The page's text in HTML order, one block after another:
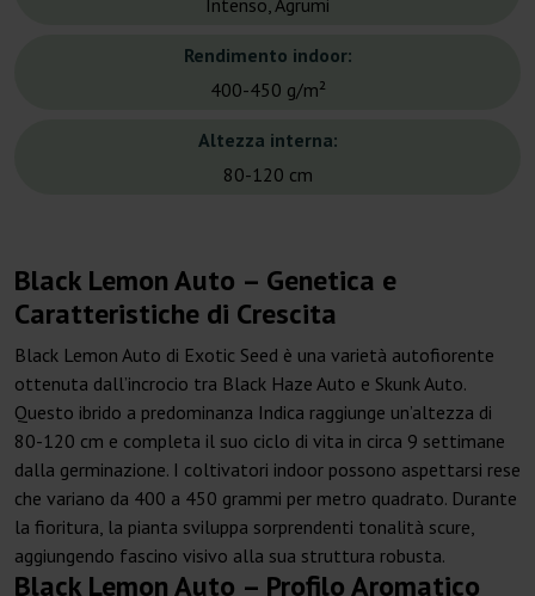
Intenso, Agrumi
Rendimento indoor:
400-450 g/m²
Altezza interna:
80-120 cm
Black Lemon Auto – Genetica e
Caratteristiche di Crescita
Black Lemon Auto di Exotic Seed è una varietà autofiorente
ottenuta dall’incrocio tra Black Haze Auto e Skunk Auto.
Questo ibrido a predominanza Indica raggiunge un’altezza di
80-120 cm e completa il suo ciclo di vita in circa 9 settimane
dalla germinazione. I coltivatori indoor possono aspettarsi rese
che variano da 400 a 450 grammi per metro quadrato. Durante
la fioritura, la pianta sviluppa sorprendenti tonalità scure,
aggiungendo fascino visivo alla sua struttura robusta.
Black Lemon Auto – Profilo Aromatico